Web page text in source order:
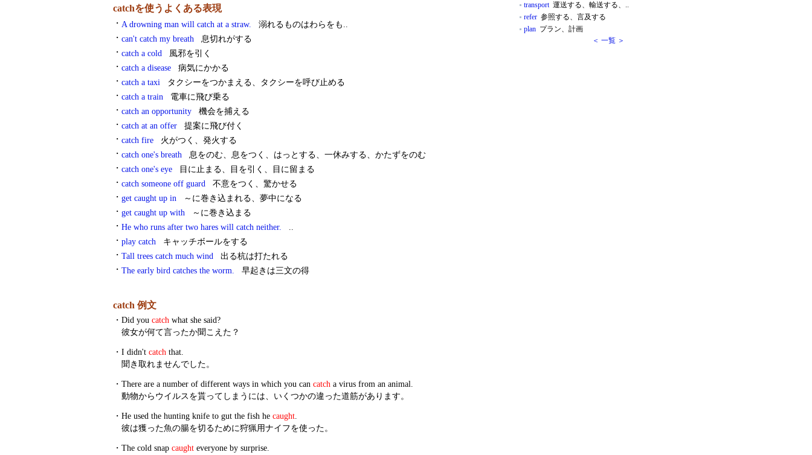
catchを使うよくある表現
・ A drowning man will catch at a straw.
溺れるものはわらをも..
・ can't catch my breath
息切れがする
・ catch a cold
風邪を引く
・ catch a disease
病気にかかる
・ catch a taxi
タクシーをつかまえる、タクシーを呼び止める
・ catch a train
電車に飛び乗る
・ catch an opportunity
機会を捕える
・ catch at an offer
提案に飛び付く
・ catch fire
火がつく、発火する
・ catch one's breath
息をのむ、息をつく、はっとする、一休みする、かたずをのむ
・ catch one's eye
目に止まる、目を引く、目に留まる
・ catch someone off guard
不意をつく、驚かせる
・ get caught up in
～に巻き込まれる、夢中になる
・ get caught up with
～に巻き込まる
・ He who runs after two hares will catch neither.
..
・ play catch
キャッチボールをする
・ Tall trees catch much wind
出る杭は打たれる
・ The early bird catches the worm. 早起きは三文の得
catch 例文
・ Did you catch what she said?
彼女が何て言ったか聞こえた？
・ I didn't catch that.
聞き取れませんでした。
・ There are a number of different ways in which you can catch a virus from an animal.
動物からウイルスを貰ってしまうには、いくつかの違った道筋があります。
・ He used the hunting knife to gut the fish he caught.
彼は獲った魚の腸を切るために狩猟用ナイフを使った。
・ The cold snap caught everyone by surprise.
transport運送する、輸送する、..
refer 参照する、言及する
plan プラン、計画
＜ 一覧 ＞